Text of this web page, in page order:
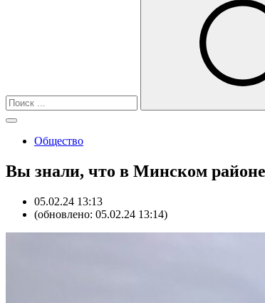
Общество
Вы знали, что в Минском районе
05.02.24 13:13
(обновлено: 05.02.24 13:14)